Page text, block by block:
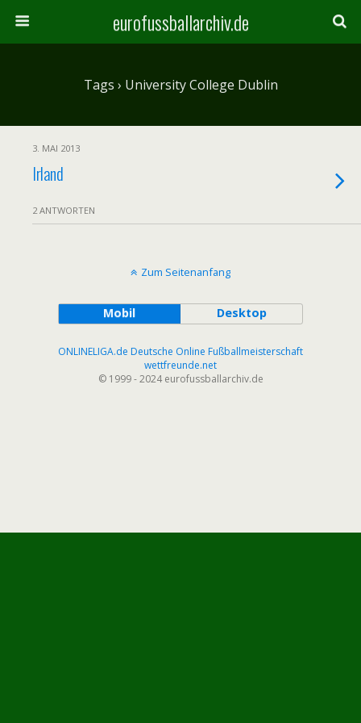
eurofussballarchiv.de
Tags › University College Dublin
3. MAI 2013
Irland
2 ANTWORTEN
Zum Seitenanfang
Mobil Desktop
ONLINELIGA.de Deutsche Online Fußballmeisterschaft
wettfreunde.net
© 1999 - 2024 eurofussballarchiv.de